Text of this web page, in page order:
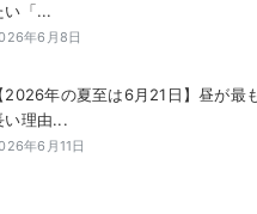
い「...
年6月8日
【2026年の夏至は6月21日】昼が最
い理由...
年6月11日